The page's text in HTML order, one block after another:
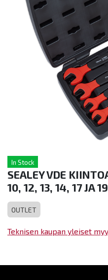
In Stock
SEALEY VDE
10, 12, 13, 14, 17 JA
OUTLET
Teknisen kaupan yleiset